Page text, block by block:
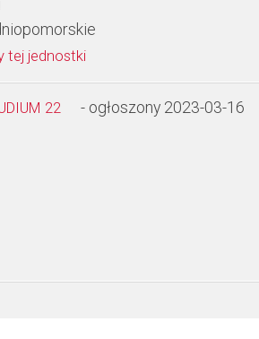
tej jednostki
22 - ogłoszony 2023-03-16